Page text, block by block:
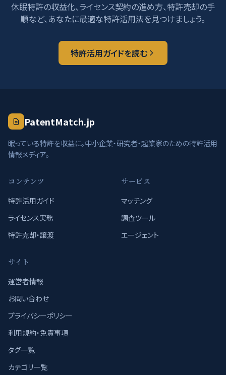
休眠特許の収益化、ライセンス契約の進め方、特許売却の手
順など、あなたに最適な特許活用法を見つけましょう。
特許活用ガイドを読む
PatentMatch.jp
眠っている特許を収益に。中小企業・研究者・起業家のための特許活用
情報メディア。
コンテンツ
特許活用ガイド
ライセンス実務
特許売却・譲渡
サービス
マッチング
調査ツール
エージェント
サイト
運営者情報
お問い合わせ
プライバシーポリシー
利用規約・免責事項
タグ一覧
カテゴリ一覧